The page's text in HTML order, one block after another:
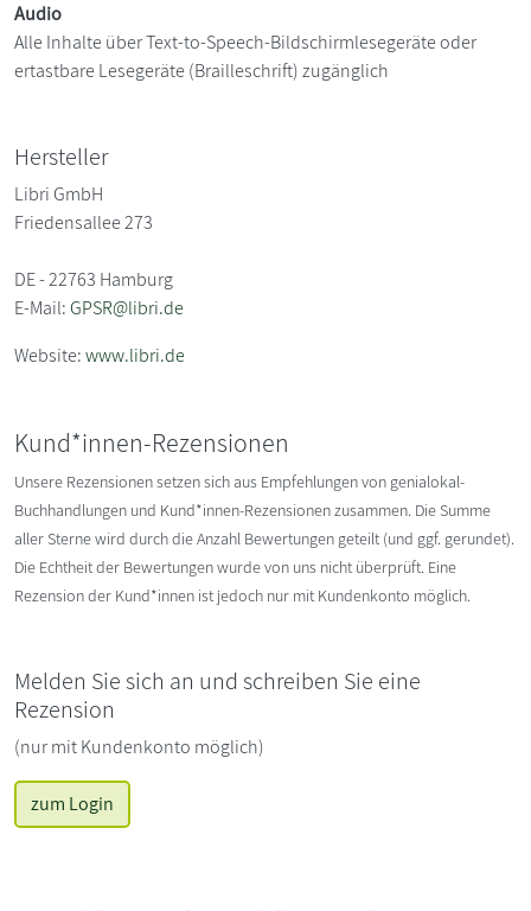
Audio
Alle Inhalte über Text-to-Speech-Bildschirmlesegeräte oder
ertastbare Lesegeräte (Brailleschrift) zugänglich
Hersteller
Libri GmbH
Friedensallee 273
DE - 22763 Hamburg
E-Mail:GPSR@libri.de
Website:www.libri.de
Kund*innen-Rezensionen
Unsere Rezensionen setzen sich aus Empfehlungen von genialokal-
Buchhandlungen und Kund*innen-Rezensionen zusammen. Die Summe
aller Sterne wird durch die Anzahl Bewertungen geteilt (und ggf. gerundet).
Die Echtheit der Bewertungen wurde von uns nicht überprüft. Eine
Rezension der Kund*innen ist jedoch nur mit Kundenkonto möglich.
Melden Sie sich an und schreiben Sie eine
Rezension
(nur mit Kundenkonto möglich)
zum Login